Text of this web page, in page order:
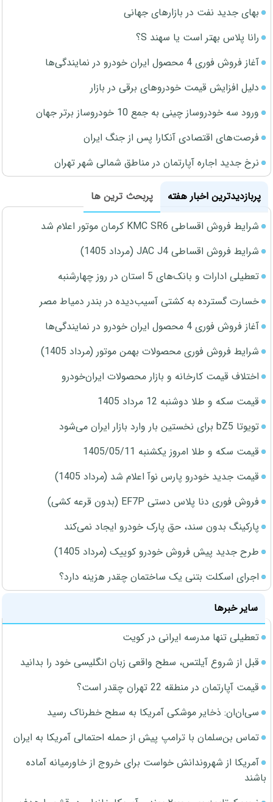
بهای جدید نفت در بازارهای جهانی
رانا پلاس بهتر است یا سهند S؟
آغاز فروش فوری 4 محصول ایران خودرو در نمایندگی‌ها
دلیل افزایش قیمت خودروهای برقی در بازار
ورود سه خودروساز چینی به جمع 10 خودروساز برتر جهان
فرصت‌های اقتصادی آنکارا پس از جنگ ایران
نرخ جدید اجاره آپارتمان در مناطق شمالی شهر تهران
پربازدیدترین اخبار هفته
پربحث ترین ها
شرایط فروش اقساطی KMC SR6 کرمان موتور اعلام شد
شرایط فروش اقساطی JAC J4 (مرداد 1405)
تعطیلی ادارات و بانک‌های 5 استان در روز چهارشنبه
خسارت گسترده به کشتی آسیب‌دیده در بندر دمیاط مصر
آغاز فروش فوری 4 محصول ایران خودرو در نمایندگی‌ها
شرایط فروش فوری محصولات بهمن موتور (مرداد 1405)
اختلاف قیمت کارخانه و بازار محصولات ایران‌خودرو
قیمت سکه و طلا دوشنبه 12 مرداد 1405
تویوتا bZ5 برای نخستین بار وارد بازار ایران می‌شود
قیمت سکه و طلا امروز یکشنبه 1405/05/11
قیمت جدید خودرو پارس نوآ اعلام شد (مرداد 1405)
فروش فوری دنا پلاس دستی EF7P (بدون قرعه کشی)
پارکینگ بدون سند، حق پارک خودرو ایجاد نمی‌کند
طرح جدید پیش فروش خودرو کوییک (مرداد 1405)
اجرای اسکلت بتنی یک ساختمان چقدر هزینه دارد؟
سایر خبرها
تعطیلی تنها مدرسه ایرانی در کویت
قبل از شروع آیلتس، سطح واقعی زبان انگلیسی خود را بدانید
قیمت آپارتمان در منطقه 22 تهران چقدر است؟
سی‌ان‌ان: ذخایر موشکی آمریکا به سطح خطرناک رسید
تماس بن‌سلمان با ترامپ پیش از حمله احتمالی آمریکا به ایران
آمریکا از شهروندانش خواست برای خروج از خاورمیانه آماده
باشند